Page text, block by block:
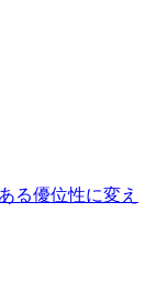
る優位性に変え